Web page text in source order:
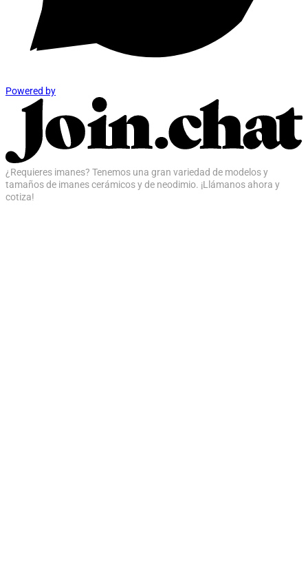
Powered by
¿Requieres imanes? Tenemos una gran variedad de modelos y
tamaños de imanes cerámicos y de neodimio. ¡Llámanos ahora y
cotiza!